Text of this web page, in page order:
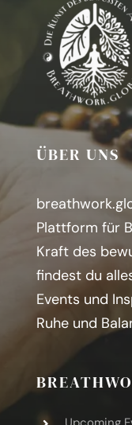
ÜBER UNS
Plattform für
Kraft des
findest du
Events und
Ruhe und